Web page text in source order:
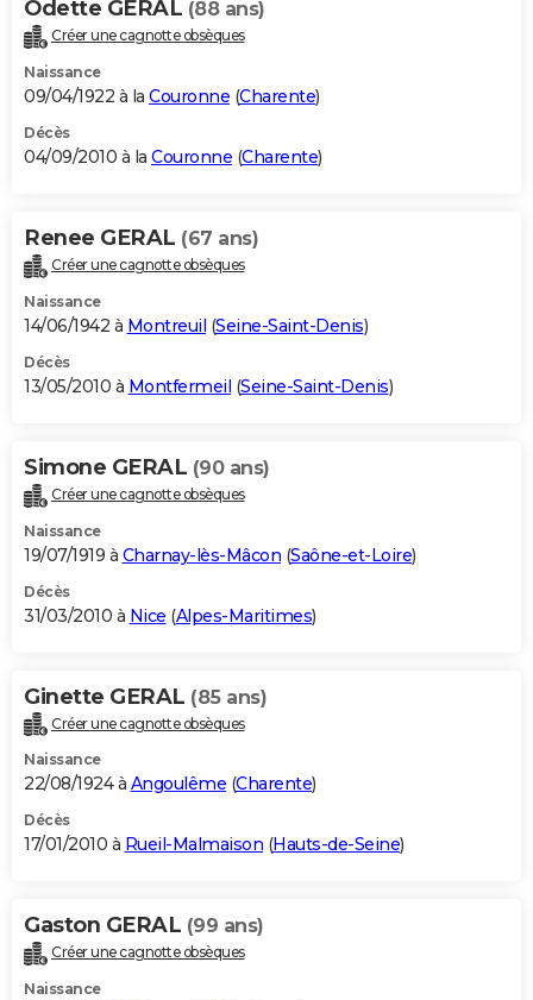
Odette GERAL (88 ans)
Créer une cagnotte obsèques
Naissance
09/04/1922 à la Couronne (Charente)
Décès
04/09/2010 à la Couronne (Charente)
Renee GERAL (67 ans)
Créer une cagnotte obsèques
Naissance
14/06/1942 à Montreuil (Seine-Saint-Denis)
Décès
13/05/2010 à Montfermeil (Seine-Saint-Denis)
Simone GERAL (90 ans)
Créer une cagnotte obsèques
Naissance
19/07/1919 à Charnay-lès-Mâcon (Saône-et-Loire)
Décès
31/03/2010 à Nice (Alpes-Maritimes)
Ginette GERAL (85 ans)
Créer une cagnotte obsèques
Naissance
22/08/1924 à Angoulême (Charente)
Décès
17/01/2010 à Rueil-Malmaison (Hauts-de-Seine)
Gaston GERAL (99 ans)
Créer une cagnotte obsèques
Naissance